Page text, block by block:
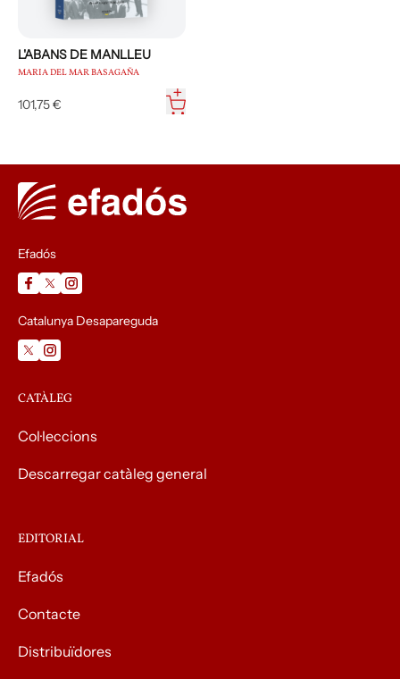
L'ABANS DE MANLLEU
MARIA DEL MAR BASAGAÑA
101,75 €
Efadós
Catalunya Desapareguda
CATÀLEG
Col·leccions
Descarregar catàleg general
EDITORIAL
Efadós
Contacte
Distribuïdores